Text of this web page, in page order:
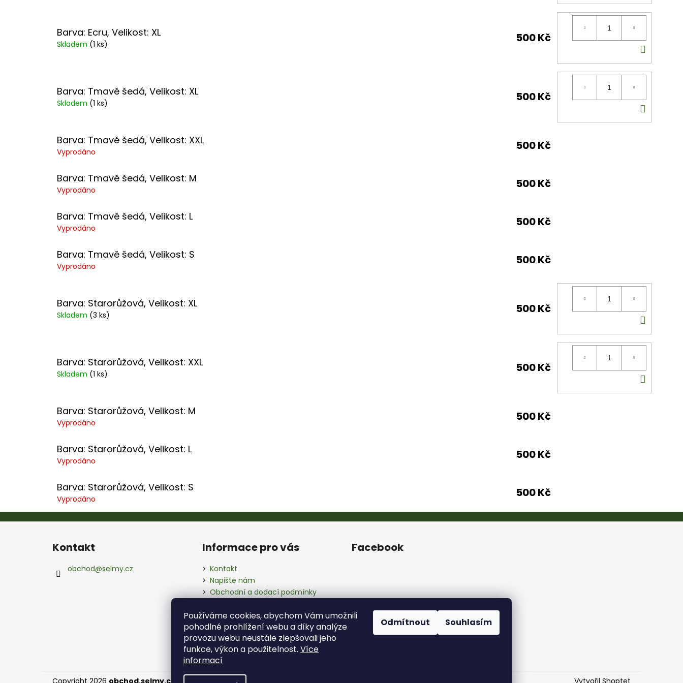
Používáme cookies, abychom Vám umožnili
pohodlné prohlížení webu a díky analýze
provozu webu neustále zlepšovali jeho
funkce, výkon a použitelnost. Více
informací
Odmítnout Souhlasím
Barva: Ecru, Velikost: XL
Skladem (1 ks) 500 Kč
Barva: Tmavě šedá, Velikost: XL
Skladem (1 ks) 500 Kč
Barva: Tmavě šedá, Velikost: XXL
Vyprodáno 500 Kč
Barva: Tmavě šedá, Velikost: M
Vyprodáno 500 Kč
Barva: Tmavě šedá, Velikost: L
Vyprodáno 500 Kč
Barva: Tmavě šedá, Velikost: S
Vyprodáno 500 Kč
Barva: Starorůžová, Velikost: XL
Skladem (3 ks) 500 Kč
Barva: Starorůžová, Velikost: XXL
Skladem (1 ks) 500 Kč
Barva: Starorůžová, Velikost: M
Vyprodáno 500 Kč
Barva: Starorůžová, Velikost: L
Vyprodáno 500 Kč
Barva: Starorůžová, Velikost: S
Vyprodáno 500 Kč
Z
Kontakt
obchod@selmy.cz
Informace pro vás
Kontakt
Napište nám
Obchodní a dodací podmínky
Facebook
Vytvořil Shoptet
Copyright 2026 obchod.selmy.cz . Všechna práva vyhrazena.